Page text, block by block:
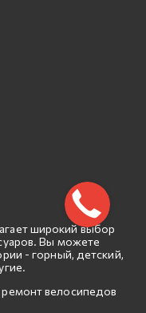
широкий выбор
Вы можете
- горный, детский,
велосипедов